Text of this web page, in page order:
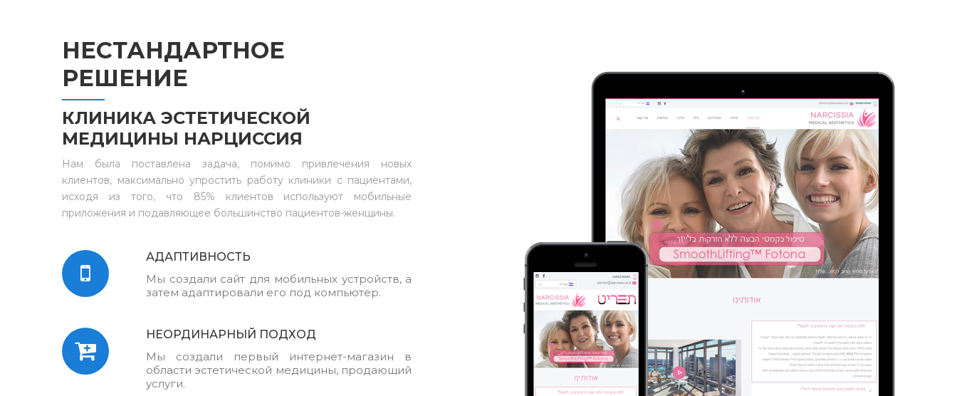
НЕСТАНДАРТНОЕ
РЕШЕНИЕ
КЛИНИКА ЭСТЕТИЧЕСКОЙ
МЕДИЦИНЫ НАРЦИССИЯ
Нам была поставлена задача, помимо привлечения новых
клиентов, максимально упростить работу клиники с пациентами,
исходя из того, что 85% клиентов используют мобильные
приложения и подавляющее большинство пациентов-женщины.
АДАПТИВНОСТЬ
Мы создали сайт для мобильных устройств, а
затем адаптировали его под компьютер.
НЕОРДИНАРНЫЙ ПОДХОД
Мы создали первый интернет-магазин в
области эстетической медицины, продающий
услуги.